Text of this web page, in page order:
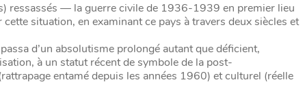
ressassés — la guerre civile de 1936-1939 en premier lieu
situation, en examinant ce pays à travers deux siècles et
d’un absolutisme prolongé autant que déficient,
à un statut récent de symbole de la post-
entamé depuis les années 1960) et culturel (réelle